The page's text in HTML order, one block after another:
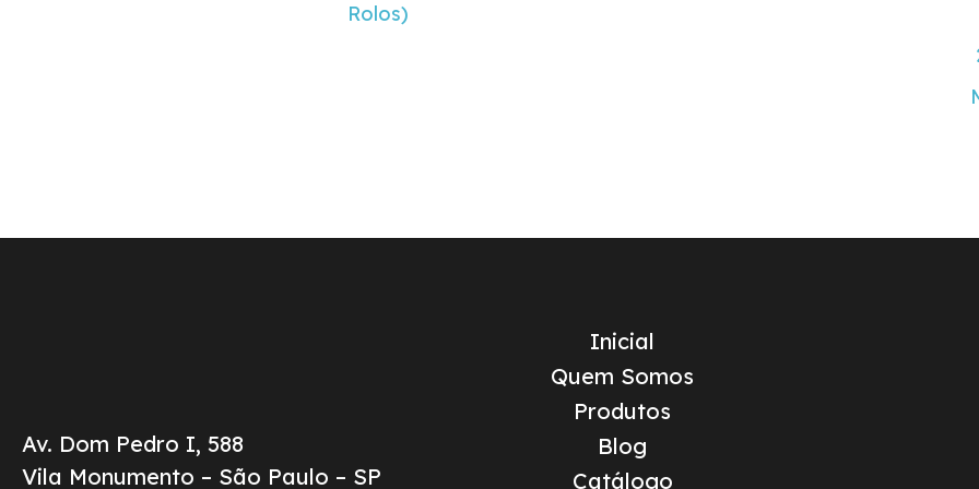
Rolos)
Av. Dom Pedro I, 588
Vila Monumento – São Paulo – SP
Inicial
Quem Somos
Produtos
Blog
Catálogo